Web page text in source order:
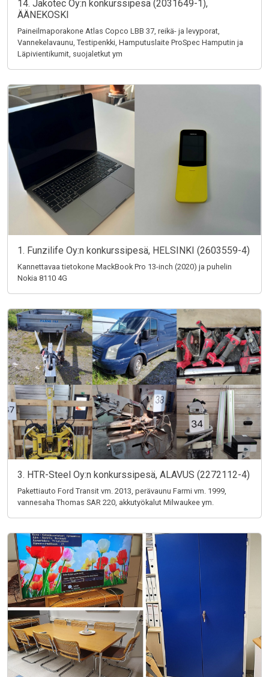
14. Jakotec Oy:n konkurssipesä (2031649-1),
ÄÄNEKOSKI
Paineilmaporakone Atlas Copco LBB 37, reikä- ja levyporat,
Vannekelavaunu, Testipenkki, Hamputuslaite ProSpec Hamputin ja
Läpivientikumit, suojaletkut ym
1. Funzilife Oy:n konkurssipesä, HELSINKI (2603559-4)
Kannettavaa tietokone MackBook Pro 13-inch (2020) ja puhelin
Nokia 8110 4G
3. HTR-Steel Oy:n konkurssipesä, ALAVUS (2272112-4)
Pakettiauto Ford Transit vm. 2013, perävaunu Farmi vm. 1999,
vannesaha Thomas SAR 220, akkutyökalut Milwaukee ym.